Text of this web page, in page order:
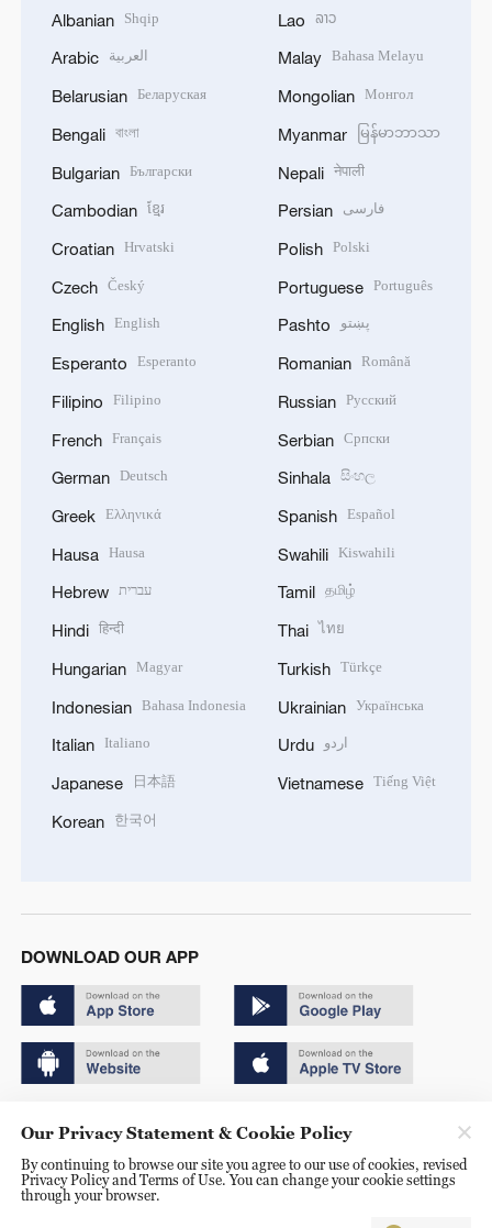
Albanian Shqip
Arabic العربية
Belarusian Беларуская
Bengali বাংলা
Bulgarian Български
Cambodian ខ្មែរ
Croatian Hrvatski
Czech Český
English English
Esperanto Esperanto
Filipino Filipino
French Français
German Deutsch
Greek Ελληνικά
Hausa Hausa
Hebrew עברית
Hindi हिन्दी
Hungarian Magyar
Indonesian Bahasa Indonesia
Italian Italiano
Japanese 日本語
Korean 한국어
Lao ລາວ
Malay Bahasa Melayu
Mongolian Монгол
Myanmar မြန်မာဘာသာ
Nepali नेपाली
Persian فارسی
Polish Polski
Portuguese Português
Pashto پښتو
Romanian Română
Russian Русский
Serbian Српски
Sinhala සිංහල
Spanish Español
Swahili Kiswahili
Tamil தமிழ்
Thai ไทย
Turkish Türkçe
Ukrainian Українська
Urdu اردو
Vietnamese Tiếng Việt
DOWNLOAD OUR APP
京ICP备20000184号
京公网安备 11010502050052号
Our Privacy Statement & Cookie Policy
By continuing to browse our site you agree to our use of cookies, revised
Privacy Policy and Terms of Use. You can change your cookie settings
through your browser.